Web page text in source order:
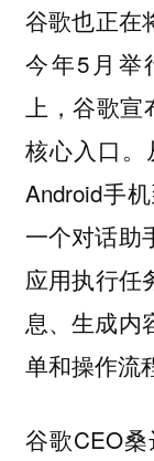
谷歌也正在
今年5月举
上，谷歌宣
核心入口。
Android手
一个对话助
应用执行任
息、生成内
单和操作流
谷歌CEO桑